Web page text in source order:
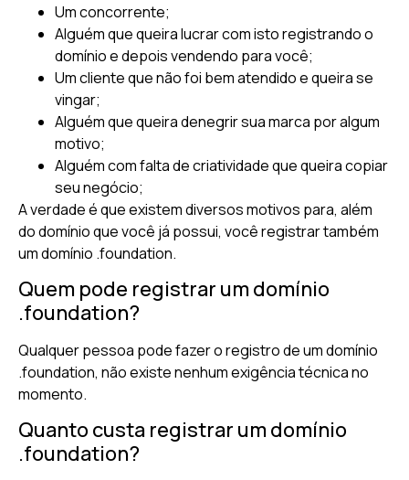
Um concorrente;
Alguém que queira lucrar com isto registrando o
domínio e depois vendendo para você;
Um cliente que não foi bem atendido e queira se
vingar;
Alguém que queira denegrir sua marca por algum
motivo;
Alguém com falta de criatividade que queira copiar
seu negócio;
A verdade é que existem diversos motivos para, além
do domínio que você já possui, você registrar também
um domínio .foundation.
Quem pode registrar um domínio
.foundation?
Qualquer pessoa pode fazer o registro de um domínio
.foundation, não existe nenhum exigência técnica no
momento.
Quanto custa registrar um domínio
.foundation?